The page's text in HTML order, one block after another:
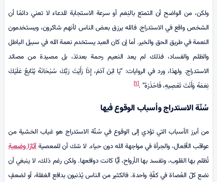
ولكن، من الواضح أن التمتع بالنِعَم أو سرعة الاستجابة للدعاء لا تعني دائمًا أن
الشخص واقع في الاستدراج. فالله يرزق بعض الناس لأنهم شاكرون، ويستخدمون
النعمة في طريق الحق والخير. أما إن كان العبد يستخدم نعمة الله في سبيل الباطل
والظلم والفساد، فذلك لم يعد النعيم رحمة بعدئذ، بل مصيدة من مصائد
الاستدراج. ولهذا، ورد في الروايات: “یَا ابْنَ آدَمَ، إِذَا رَأَيْتَ رَبَّكَ سُبْحَانَهُ يُتَابِعُ عَلَيْكَ
نِعَمَهُ وَأَنْتَ تَعْصِيهِ، فَاحْذَرْهُ” .[1]
سُنّة الاستدراج وأسباب الوقوع فيها
من أبرز الأسباب التي تؤدي إلى الوقوع في سُنّة الاستدراج هو غياب الخشية من
عواقب الأفعال، والجرأة في مواجهة الله دون حياء. لا شك أن للمعصيةآثارًا وضعية
تُظلم بها القلوب، وتفسد بها الأرواح، أيًّا كانت دوافعها. ولكن رغم ذلك، لا ينبغي أن
نضع كلّ العُصاة في كفّةٍ واحدة. فالكثير من الناس يُذنبون بدافع الغفلة، أو لضعفٍ